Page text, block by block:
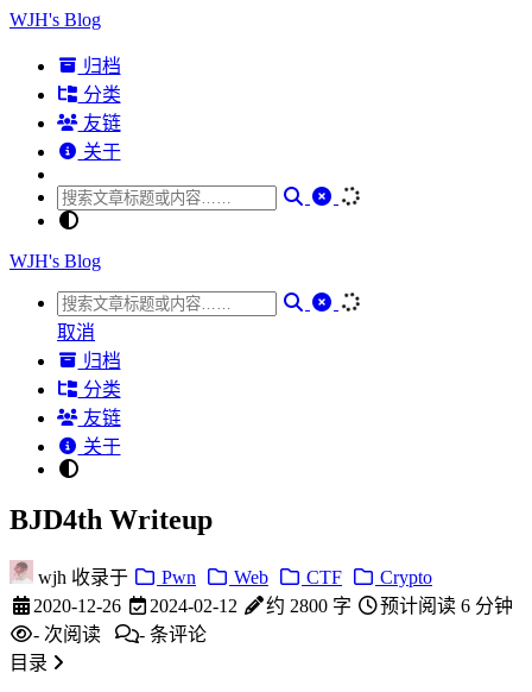
WJH's Blog
归档
分类
友链
关于
WJH's Blog
取消
归档
分类
友链
关于
BJD4th Writeup
wjh 收录于 Pwn Web CTF
Crypto
2020-12-26
2024-02-12 约 2800 字
预计阅读 6 分钟
- 次阅读 - 条评论
目录